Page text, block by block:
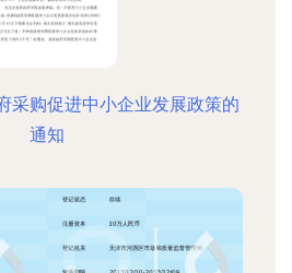
采购促进中小企业发展政策的
通知